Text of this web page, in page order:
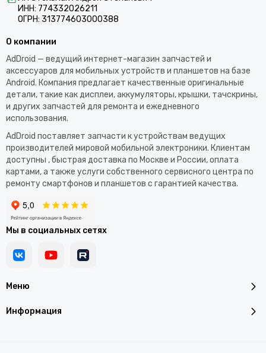
ИНН: 774332026211
ОГРН: 313774603000388
Меню
Информация
О компании
AdDroid — ведущий интернет-магазин запчастей и
аксессуаров для мобильных устройств и планшетов на базе
Android. Компания предлагает качественные оригинальные
детали, такие как дисплеи, аккумуляторы, крышки, тачскрины,
и других запчастей для ремонта и ежедневного
использования.​
AdDroid поставляет запчасти к устройствам ведущих
производителей мировой мобильной электроники. Клиентам
доступны , быстрая доставка по Москве и России, оплата
картами, а также услуги собственного сервисного центра по
ремонту смартфонов и планшетов с гарантией качества.
Мы в социальных сетях